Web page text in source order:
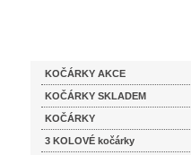
KOČÁRKY AKCE
KOČÁRKY SKLADEM
KOČÁRKY
3 KOLOVÉ kočárky